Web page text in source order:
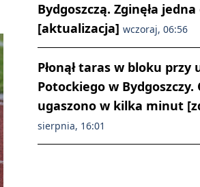
Bydgoszczą. Zginęła jedna
[aktualizacja] wczoraj, 06:56
Płonął taras w bloku przy
Potockiego w Bydgoszczy.
ugaszono w kilka minut
sierpnia, 16:01